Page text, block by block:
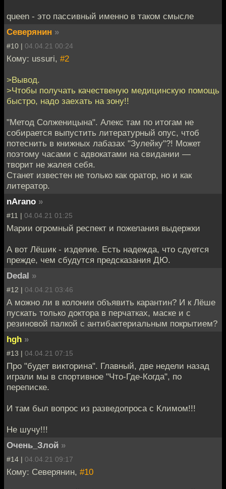
queen - это пассивный именно в таком смысле
Северянин »
#10 | 04.04.21 00:24
Кому: ussuri, #2
>Вывод.
>Чтобы получать качественую медицинскую помощь
быстро, надо заехать на зону!!
"Метод Солженицына". Алекс там по итогам не
собирается выпустить литературный опус, чтоб
потеснить в книжных лабазах "Зулейку"?! Может
поэтому часами с адвокатами на свидании —
творит не жалея себя.
Станет известен не только как оратор, но и как
литератор.
nArano »
#11 | 04.04.21 01:25
Марии огромный респект и пожелания выдержки
А вот Лёшик - изделие. Есть надежда, что сдуется
прежде, чем сбудутся предсказания ДЮ.
Dedal »
#12 | 04.04.21 03:46
А можно ли в колонии объявить карантин? И к Лёше
пускать только доктора в перчатках, маске и с
резиновой палкой с антибактериальным покрытием?
hgh »
#13 | 04.04.21 07:15
Про "будет викторина". Главный, две недели назад
играли мы в спортивное "Что-Где-Когда", по
переписке.
И там был вопрос из разведопроса с Климом!!!
Не шучу!!!
Очень_Злой »
#14 | 04.04.21 09:17
Кому: Северянин, #10